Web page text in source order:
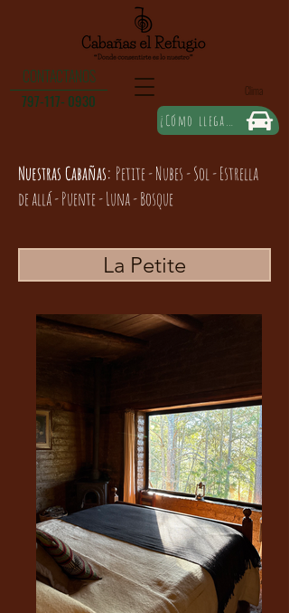
CONTACTANOS
¿Cómo llegar?
797-117- 0930 Clima
Nuestras Cabañas: Petite - Nubes - Sol - Estrella
de allá - Puente - Luna - Bosque
La Petite